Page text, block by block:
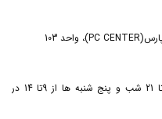
از شنبه تا چهارشنبه 9 صبح تا 14 و 17عصر تا 21 شب و پنج شنبه ها از 9تا 14 در